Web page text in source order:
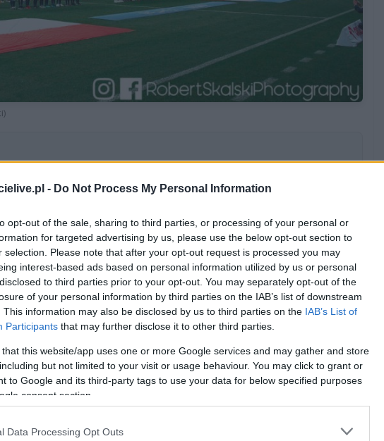
- Do Not Process My Personal Information
opt-out of the sale, sharing to third parties, or processing of your personal or
for targeted advertising by us, please use the below opt-out section to
selection. Please note that after your opt-out request is processed you may
interest-based ads based on personal information utilized by us or personal
to third parties prior to your opt-out. You may separately opt-out of the
of your personal information by third parties on the IAB’s list of downstream
This information may also be disclosed by us to third parties on the IAB’s List of
Participants that may further disclose it to other third parties.
that this website/app uses one or more Google services and may gather and store
but not limited to your visit or usage behaviour. You may click to grant or
to Google and its third-party tags to use your data for below specified purposes
consent section.
Data Processing Opt Outs
ryzyko straty finansowej.
Spotkanie w środę, 3 czerwca 2026 roku o godz. 20:45. Będzie to
internecie. Początek spotkania zaplanowano na godz. 20:45 . Transmisja
zapowiedzi Jana Urbana można spodziewać się następującej